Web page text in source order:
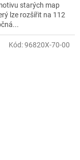
starých map
lze rozšířit na 112
Kód:96820X-70-00